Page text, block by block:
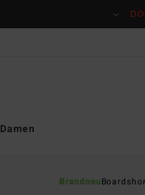
Brandneu
Damen